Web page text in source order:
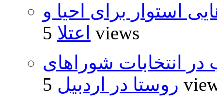
استوار برای احیا و
اعتلا 5 views
۵۰۰۰ داوطلب در انتخابات شوراهای
روستا در اردبیل 5